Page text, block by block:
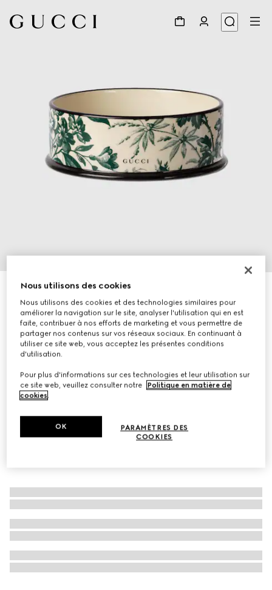
Gamelle pour animal de compagnie de grande taille à
imprimé Herbarium
€ 520
Déclinaisons porcelaine vert et ivoire
Nous utilisons des cookies
Nous utilisons des cookies et des technologies similaires pour
améliorer la navigation sur le site, analyser l'utilisation qui en est
faite, contribuer à nos efforts de marketing et vous permettre de
partager nos contenus sur vos réseaux sociaux. En continuant à
utiliser ce site web, vous acceptez les présentes conditions
d'utilisation.
Pour plus d'informations sur ces technologies et leur utilisation sur
ce site web, veuillez consulter notre
Politique en matière de
cookies.
PARAMÈTRES DES
COOKIES
OK